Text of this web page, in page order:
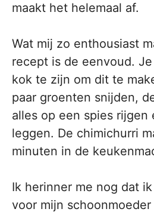
maakt het helemaal af.
Wat mij zo enthousiast
recept is de eenvoud.
kok te zijn om dit te
paar groenten snijden,
alles op een spies rijgen
leggen. De chimichurri
minuten in de
Ik herinner me nog dat
voor mijn